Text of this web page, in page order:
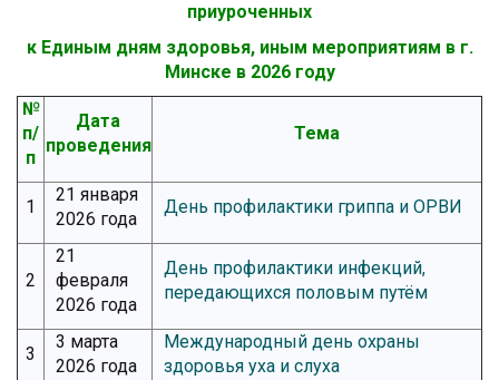
приуроченных
к Единым дням здоровья, иным мероприятиям в г.
Минске в 2026 году
№
п/
п
Дата
проведения
Тема
1
21 января
2026 года
День профилактики гриппа и ОРВИ
2
21
февраля
2026 года
День профилактики инфекций,
передающихся половым путём
3
3 марта
2026 года
Международный день охраны
здоровья уха и слуха